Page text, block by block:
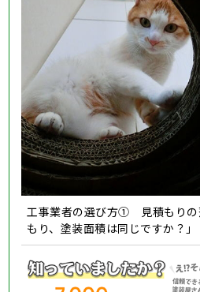
工事業者の選び方① 見積もり
もり、塗装面積は同じですか？」